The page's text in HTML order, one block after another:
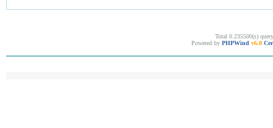
Total 0.235500(s)
Powered by PHPWind v6.0